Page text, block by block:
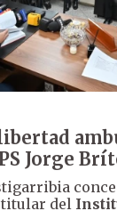
Jorge
del